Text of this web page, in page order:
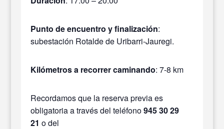
Punto de encuentro y finalización:
subestación Rotalde de Uribarri-Jauregi.
Kilómetros a recorrer caminando: 7-8 km
Recordamos que la reserva previa es
obligatoria a través del teléfono945 30 29
21 o del